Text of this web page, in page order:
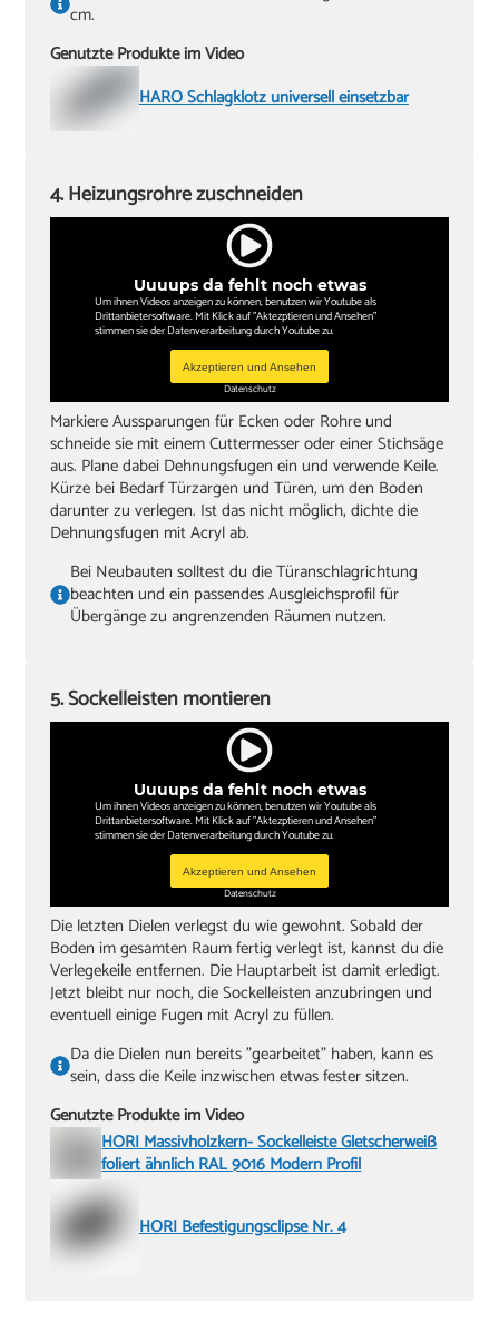
cm.
Genutzte Produkte im Video
HARO Schlagklotz universell einsetzbar
Uuuups da fehlt noch etwas
Um ihnen Videos anzeigen zu können, benutzen wir Youtube als
Drittanbietersoftware. Mit Klick auf "Aktezptieren und Ansehen"
stimmen sie der Datenverarbeitung durch Youtube zu.
Akzeptieren und Ansehen
Datenschutz
4. Heizungsrohre zuschneiden
Markiere Aussparungen für Ecken oder Rohre und
schneide sie mit einem Cuttermesser oder einer Stichsäge
aus. Plane dabei Dehnungsfugen ein und verwende Keile.
Kürze bei Bedarf Türzargen und Türen, um den Boden
darunter zu verlegen. Ist das nicht möglich, dichte die
Dehnungsfugen mit Acryl ab.
Bei Neubauten solltest du die Türanschlagrichtung
beachten und ein passendes Ausgleichsprofil für
Übergänge zu angrenzenden Räumen nutzen.
Uuuups da fehlt noch etwas
Um ihnen Videos anzeigen zu können, benutzen wir Youtube als
Drittanbietersoftware. Mit Klick auf "Aktezptieren und Ansehen"
stimmen sie der Datenverarbeitung durch Youtube zu.
Akzeptieren und Ansehen
Datenschutz
5. Sockelleisten montieren
Die letzten Dielen verlegst du wie gewohnt. Sobald der
Boden im gesamten Raum fertig verlegt ist, kannst du die
Verlegekeile entfernen. Die Hauptarbeit ist damit erledigt.
Jetzt bleibt nur noch, die Sockelleisten anzubringen und
eventuell einige Fugen mit Acryl zu füllen.
Da die Dielen nun bereits "gearbeitet" haben, kann es
sein, dass die Keile inzwischen etwas fester sitzen.
Genutzte Produkte im Video
HORI Massivholzkern- Sockelleiste Gletscherweiß
foliert ähnlich RAL 9016 Modern Profil
HORI Befestigungsclipse Nr. 4